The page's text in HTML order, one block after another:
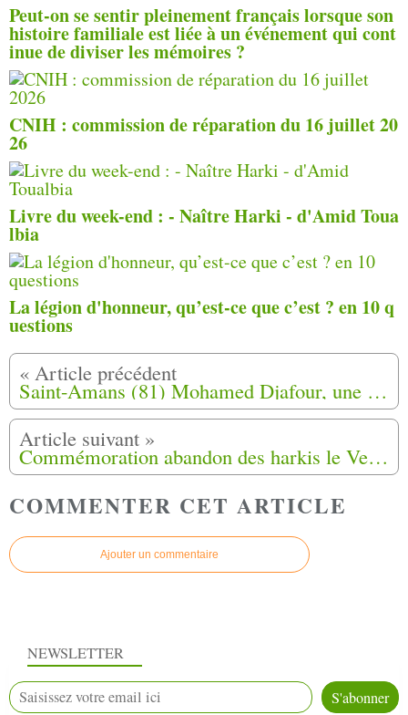
Peut-on se sentir pleinement français lorsque son
histoire familiale est liée à un événement qui cont
inue de diviser les mémoires ?
CNIH : commission de réparation du 16 juillet 20
26
Livre du week-end : - Naître Harki - d'Amid Toua
lbia
La légion d'honneur, qu’est-ce que c’est ? en 10 q
uestions
Saint-Amans (81) Mohamed Djafour, une vie pour défendre les Harkis
Commémoration abandon des harkis le Vendredi 12 mai 2017 à Toulouse (31)
COMMENTER CET ARTICLE
Ajouter un commentaire
NEWSLETTER